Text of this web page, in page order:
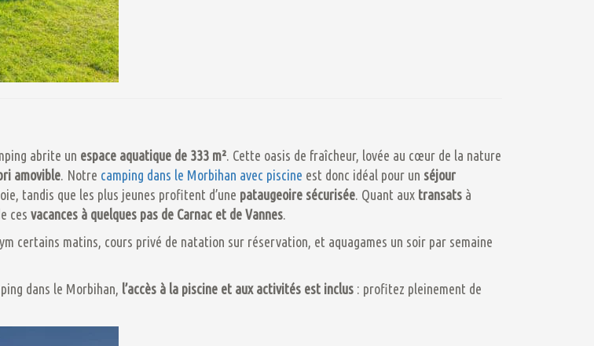
abrite un espace aquatique de 333 m². Cette oasis de fraîcheur, lovée au cœur de la nature
amovible. Notre camping dans le Morbihan avec piscine est donc idéal pour un séjour
tandis que les plus jeunes profitent d’une pataugeoire sécurisée. Quant aux transats à
ces vacances à quelques pas de Carnac et de Vannes.
certains matins, cours privé de natation sur réservation, et aquagames un soir par semaine
dans le Morbihan, l’accès à la piscine et aux activités est inclus : profitez pleinement de